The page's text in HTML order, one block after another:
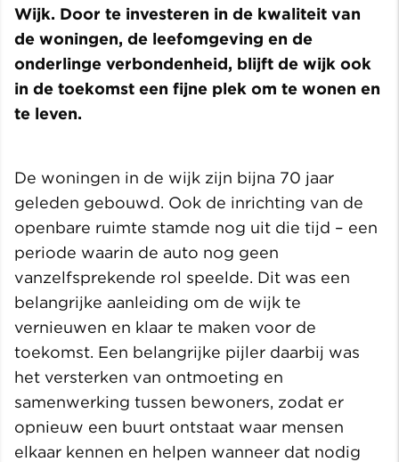
Wijk. Door te investeren in de kwaliteit van
de woningen, de leefomgeving en de
onderlinge verbondenheid, blijft de wijk ook
in de toekomst een fijne plek om te wonen en
te leven.
De woningen in de wijk zijn bijna 70 jaar
geleden gebouwd. Ook de inrichting van de
openbare ruimte stamde nog uit die tijd – een
periode waarin de auto nog geen
vanzelfsprekende rol speelde. Dit was een
belangrijke aanleiding om de wijk te
vernieuwen en klaar te maken voor de
toekomst. Een belangrijke pijler daarbij was
het versterken van ontmoeting en
samenwerking tussen bewoners, zodat er
opnieuw een buurt ontstaat waar mensen
elkaar kennen en helpen wanneer dat nodig